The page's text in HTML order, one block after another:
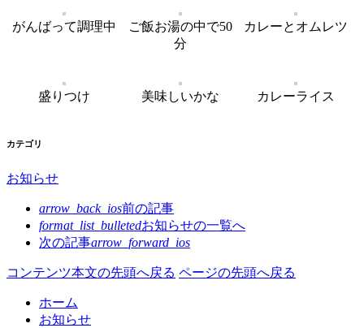
がんばって調理中
ご飯お湯の中で50
分
カレーとオムレツ
盛りつけ 美味しいかな カレーライス
カテゴリ
お知らせ
arrow_back_ios前の記事
format_list_bulletedお知らせの一覧へ
次の記事arrow_forward_ios
コンテンツ本文の先頭へ戻る ページの先頭へ戻る
ホーム
お知らせ